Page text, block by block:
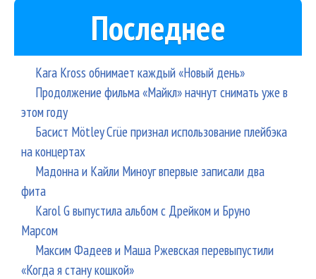
Последнее
Kara Kross обнимает каждый «Новый день»
Продолжение фильма «Майкл» начнут снимать уже в
этом году
Басист Mötley Crüe признал использование плейбэка
на концертах
Мадонна и Кайли Миноуг впервые записали два
фита
Karol G выпустила альбом с Дрейком и Бруно
Марсом
Максим Фадеев и Маша Ржевская перевыпустили
«Когда я стану кошкой»